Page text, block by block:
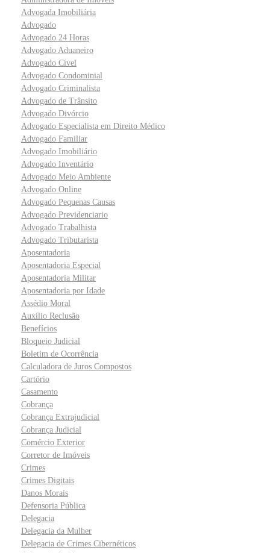
Advogada Imobiliária
Advogado
Advogado 24 Horas
Advogado Aduaneiro
Advogado Cível
Advogado Condominial
Advogado Criminalista
Advogado de Trânsito
Advogado Divórcio
Advogado Especialista em Direito Médico
Advogado Familiar
Advogado Imobiliário
Advogado Inventário
Advogado Meio Ambiente
Advogado Online
Advogado Pequenas Causas
Advogado Previdenciario
Advogado Trabalhista
Advogado Tributarista
Aposentadoria
Aposentadoria Especial
Aposentadoria Militar
Aposentadoria por Idade
Assédio Moral
Auxílio Reclusão
Benefícios
Bloqueio Judicial
Boletim de Ocorrência
Calculadora de Juros Compostos
Cartório
Casamento
Cobrança
Cobrança Extrajudicial
Cobrança Judicial
Comércio Exterior
Corretor de Imóveis
Crimes
Crimes Digitais
Danos Morais
Defensoria Pública
Delegacia
Delegacia da Mulher
Delegacia de Crimes Cibernéticos